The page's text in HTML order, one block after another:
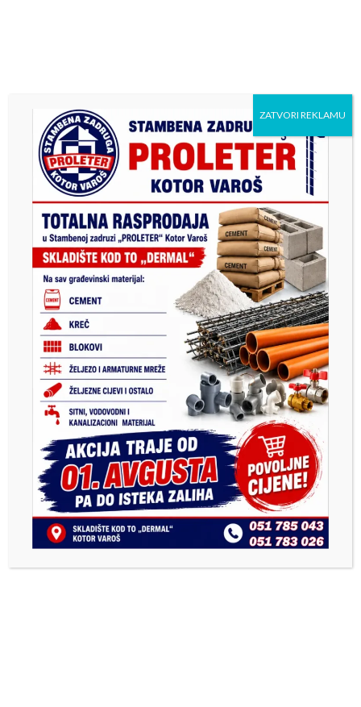
Previous
Uhapšene 3 osobe u Kotor
Varošu: Naguravali se na
putu, oduzet nož i
automatska puška
Next
РТРС: Мјештани и
представници борачких
организација против
најављеног окупљања
Бошњака у Грабовици код
Котор Вароша (ВИДЕО)
ZATVORI REKLAMU